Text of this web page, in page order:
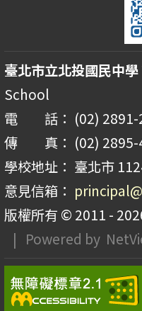
臺北市立北投國民中學
School
電 話： (02) 2891-
傳 真： (02) 2895-
學校地址： 臺北市
意見信箱：
版權所有 © 2011 -
| Powered by